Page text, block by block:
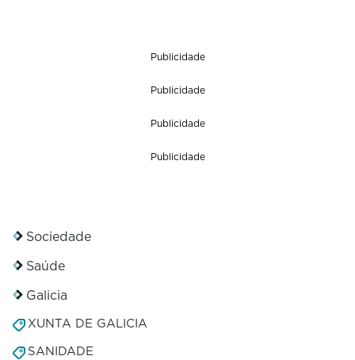
Publicidade
Publicidade
Publicidade
Publicidade
Sociedade
Saúde
Galicia
XUNTA DE GALICIA
SANIDADE